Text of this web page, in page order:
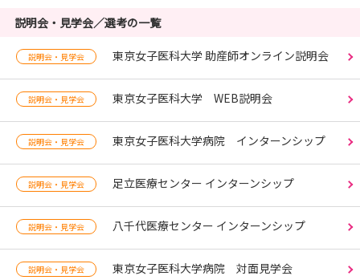
説明会・見学会／選考の一覧
説明会・見学会 東京女子医科大学 助産師オンライン説明会
説明会・見学会 東京女子医科大学 WEB説明会
説明会・見学会 東京女子医科大学病院 インターンシップ
説明会・見学会 足立医療センター インターンシップ
説明会・見学会 八千代医療センター インターンシップ
説明会・見学会 東京女子医科大学病院 対面見学会